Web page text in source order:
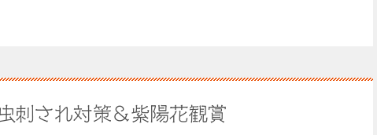
刺され対策＆紫陽花観賞